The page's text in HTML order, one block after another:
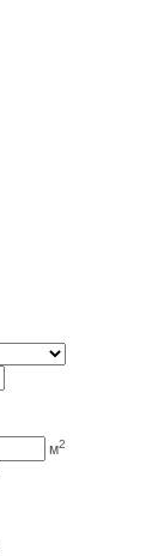
м2